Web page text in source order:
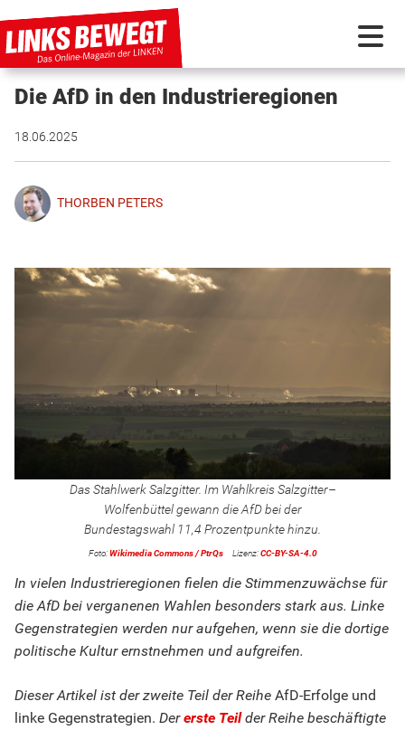
PARTEI IN BEWEGUNG
KUNSTSTOFF
DISKUSSIONSSTOFF
Die AfD in den Industrieregionen
18.06.2025
THORBEN PETERS
Das Stahlwerk Salzgitter. Im Wahlkreis Salzgitter–
Wolfenbüttel gewann die AfD bei der
Bundestagswahl 11,4 Prozentpunkte hinzu.
Wikimedia Commons / PtrQs CC-BY-SA-4.0
In vielen Industrieregionen fielen die Stimmenzuwächse für
die AfD bei verganenen Wahlen besonders stark aus. Linke
Gegenstrategien werden nur aufgehen, wenn sie die dortige
politische Kultur ernstnehmen und aufgreifen.
Dieser Artikel ist der zweite Teil der Reihe AfD-Erfolge und
linke Gegenstrategien. Dererste Teilder Reihe beschäftigte